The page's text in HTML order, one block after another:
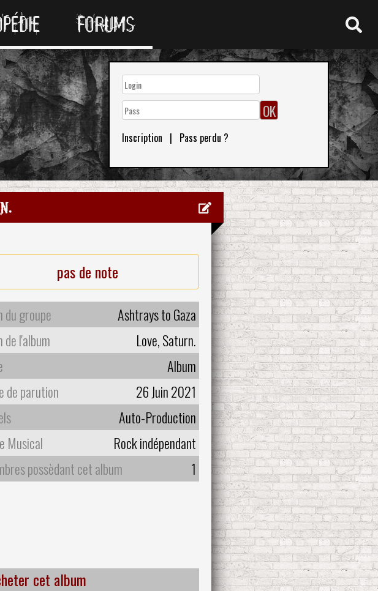
FORUMS
Inscription | Pass perdu ?
pas de note
du groupe
Ashtrays to Gaza
de l'album
Love, Saturn.
Album
de parution
26 Juin 2021
Auto-Production
Musical
Rock indépendant
possèdant cet album
1
cet album